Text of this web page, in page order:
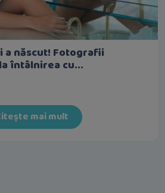
a născut! Fotografii
întâlnirea cu...
mai mult